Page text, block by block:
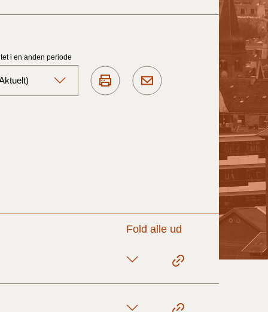
i en anden periode
7- 31/12
Fold alle ud